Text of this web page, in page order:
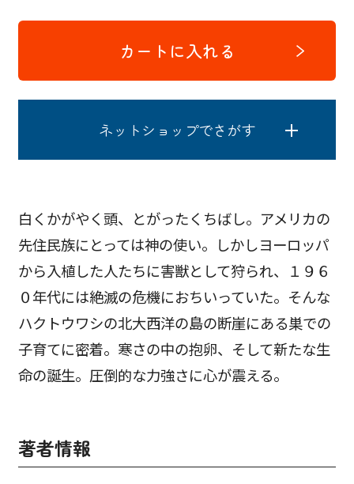
カートに入れる
ネットショップでさがす
白くかがやく頭、とがったくちばし。アメリカの
先住民族にとっては神の使い。しかしヨーロッパ
から入植した人たちに害獣として狩られ、１９６
０年代には絶滅の危機におちいっていた。そんな
ハクトウワシの北大西洋の島の断崖にある巣での
子育てに密着。寒さの中の抱卵、そして新たな生
命の誕生。圧倒的な力強さに心が震える。
著者情報